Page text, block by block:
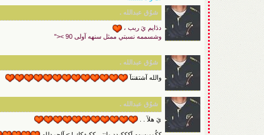
شوُق عبدالله .
ددَايم يَ ربب ،
وشسممه نسبتي ممثل سنهه آولى 90 ><"
شوُق عبدالله .
والله آشتقننآ
شوُق عبدالله .
يَ هلآ . .